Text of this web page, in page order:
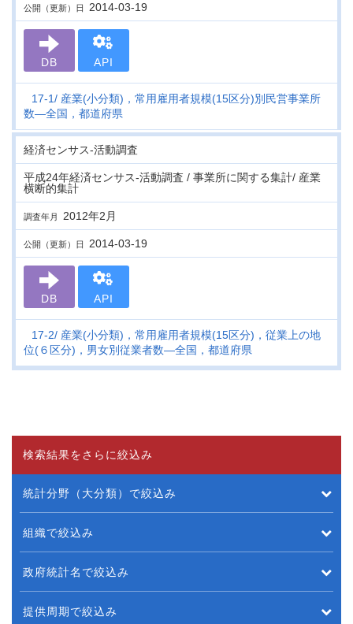
公開（更新）日 2014-03-19
DB API
17-1 産業(小分類)，常用雇用者規模(15区分)別民営事業所
数―全国，都道府県
経済センサス‐活動調査
平成24年経済センサス‐活動調査 / 事業所に関する集計/ 産業
横断的集計
調査年月 2012年2月
公開（更新）日 2014-03-19
DB API
17-2
産業(小分類)，常用雇用者規模(15区分)，従業上の地
位(６区分)，男女別従業者数―全国，都道府県
検索結果をさらに絞込み
統計分野（大分類）で絞込み
組織で絞込み
政府統計名で絞込み
提供周期で絞込み